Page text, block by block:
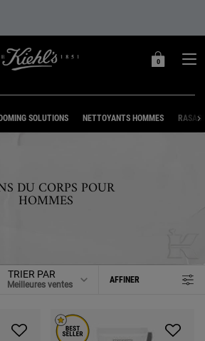
MON
0
0 PRODUIT
SOLUTIONS NETTOYANTS HOMMES
DU CORPS POUR
HOMMES
TRIER PAR AFFINER
MENU DE FILTRAGE